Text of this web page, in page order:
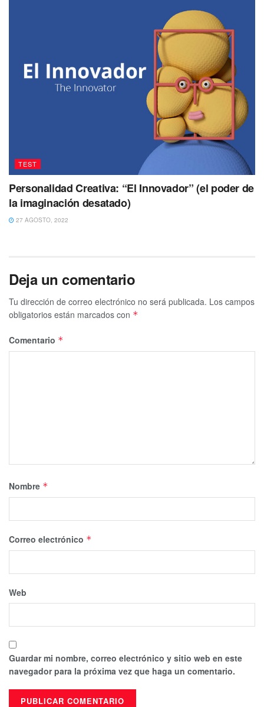
TEST
Personalidad Creativa: “El Innovador” (el poder de
la imaginación desatado)
27 AGOSTO, 2022
Deja un comentario
Tu dirección de correo electrónico no será publicada. Los campos
obligatorios están marcados con *
Comentario *
Nombre *
Correo electrónico *
Web
Guardar mi nombre, correo electrónico y sitio web en este
navegador para la próxima vez que haga un comentario.